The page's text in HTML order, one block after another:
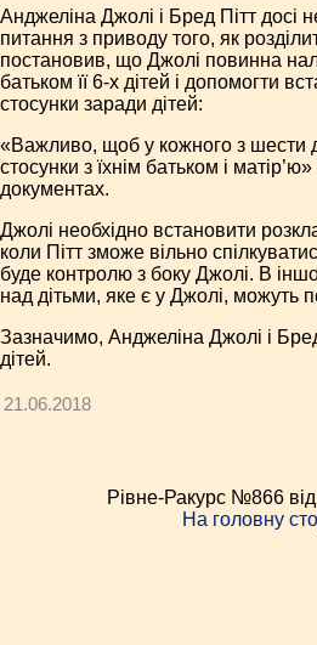
Анджеліна Джолі і Бред Пітт досі
питання з приводу того, як
постановив, що Джолі повинна
батьком її 6-х дітей і допомогти
стосунки заради дітей:
«Важливо, щоб у кожного з шести
стосунки з їхнім батьком і
документах.
Джолі необхідно встановити
коли Пітт зможе вільно
буде контролю з боку Джолі. В
над дітьми, яке є у Джолі, можуть
Зазначимо, Анджеліна Джолі і
дітей.
21.06.2018
Рівне-Ракурс №866
На головну